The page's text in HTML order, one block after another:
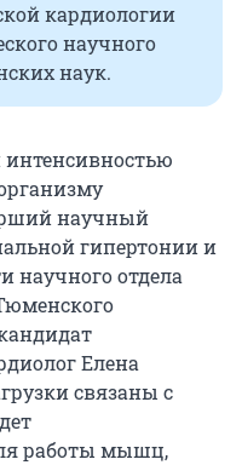
кардиологии
научного
наук.
интенсивностью
научный
гипертонии и
научного отдела
Елена
связаны с
работы мышц,